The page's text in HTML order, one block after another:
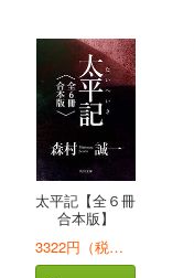
太平記【全６冊
合本版】
3322円（税込）